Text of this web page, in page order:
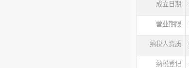
成立日期
营业期限
纳税人资质
纳税登记